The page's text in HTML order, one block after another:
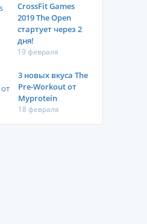
CrossFit Games
2019 The Open
стартует через 2
дня!
19 февраля
3 новых вкуса The
Pre-Workout от
Myprotein
18 февраля